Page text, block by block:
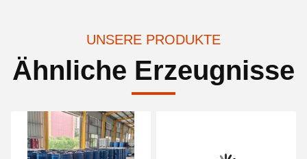
UNSERE PRODUKTE
Ähnliche Erzeugnisse